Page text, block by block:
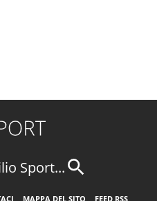
Sport...
MAPPA DEL SITO FEED RSS